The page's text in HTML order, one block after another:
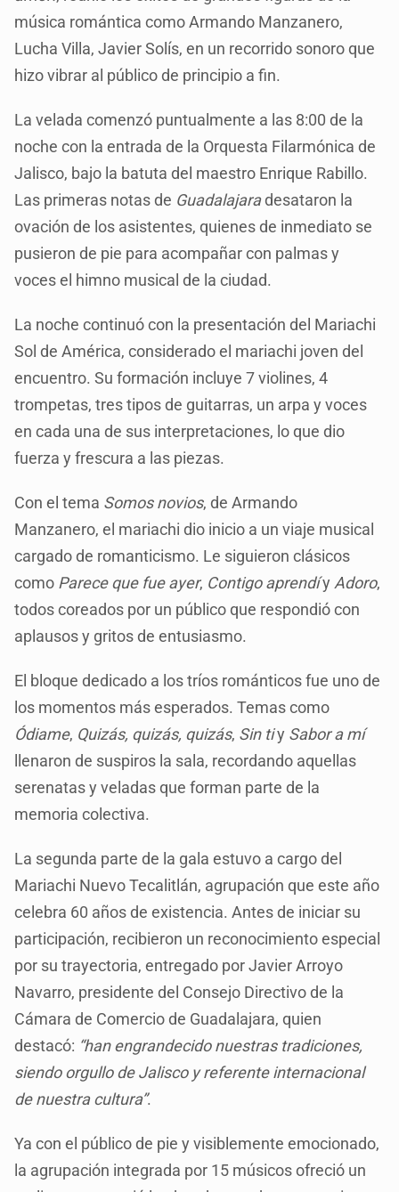
música romántica como Armando Manzanero,
Lucha Villa, Javier Solís, en un recorrido sonoro que
hizo vibrar al público de principio a fin.
La velada comenzó puntualmente a las 8:00 de la
noche con la entrada de la Orquesta Filarmónica de
Jalisco, bajo la batuta del maestro Enrique Rabillo.
Las primeras notas de Guadalajaradesataron la
ovación de los asistentes, quienes de inmediato se
pusieron de pie para acompañar con palmas y
voces el himno musical de la ciudad.
La noche continuó con la presentación del Mariachi
Sol de América, considerado el mariachi joven del
encuentro. Su formación incluye 7 violines, 4
trompetas, tres tipos de guitarras, un arpa y voces
en cada una de sus interpretaciones, lo que dio
fuerza y frescura a las piezas.
Con el tema Somos novios, de Armando
Manzanero, el mariachi dio inicio a un viaje musical
cargado de romanticismo. Le siguieron clásicos
como Parece que fue ayer, Contigo aprendíyAdoro,
todos coreados por un público que respondió con
aplausos y gritos de entusiasmo.
El bloque dedicado a los tríos románticos fue uno de
los momentos más esperados. Temas como
Ódiame, Quizás, quizás, quizás, Sin tiy Sabor a mí
llenaron de suspiros la sala, recordando aquellas
serenatas y veladas que forman parte de la
memoria colectiva.
La segunda parte de la gala estuvo a cargo del
Mariachi Nuevo Tecalitlán, agrupación que este año
celebra 60 años de existencia. Antes de iniciar su
participación, recibieron un reconocimiento especial
por su trayectoria, entregado por Javier Arroyo
Navarro, presidente del Consejo Directivo de la
Cámara de Comercio de Guadalajara, quien
destacó: “han engrandecido nuestras tradiciones,
siendo orgullo de Jalisco y referente internacional
de nuestra cultura”.
Ya con el público de pie y visiblemente emocionado,
la agrupación integrada por 15 músicos ofreció un